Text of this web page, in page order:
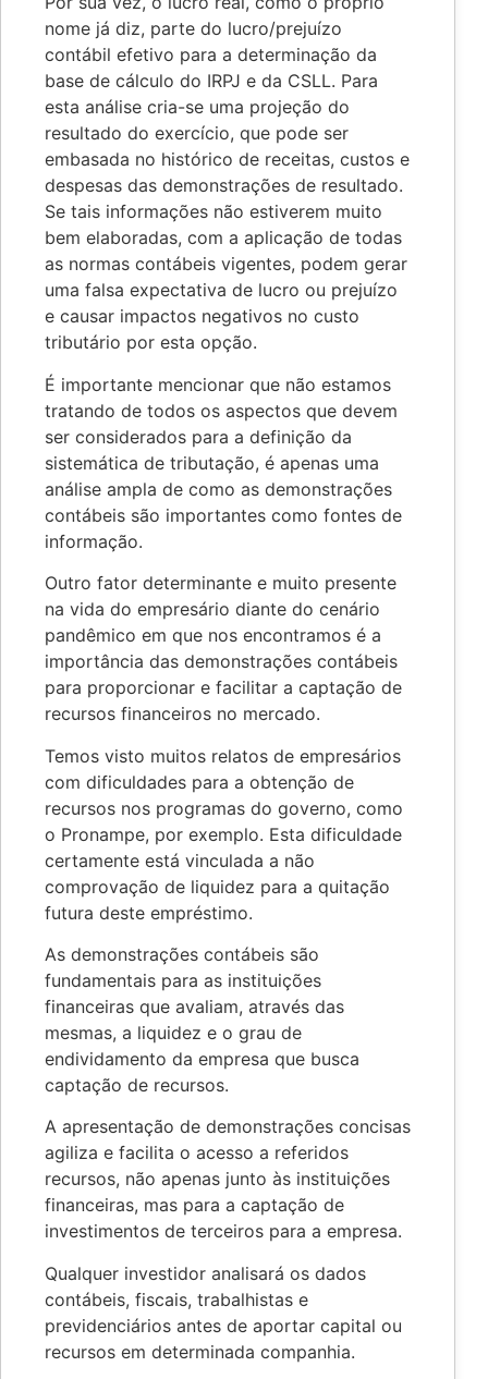
nome já diz, parte do lucro/prejuízo
contábil efetivo para a determinação da
base de cálculo do IRPJ e da CSLL. Para
esta análise cria-se uma projeção do
resultado do exercício, que pode ser
embasada no histórico de receitas, custos e
despesas das demonstrações de resultado.
Se tais informações não estiverem muito
bem elaboradas, com a aplicação de todas
as normas contábeis vigentes, podem gerar
uma falsa expectativa de lucro ou prejuízo
e causar impactos negativos no custo
tributário por esta opção.
É importante mencionar que não estamos
tratando de todos os aspectos que devem
ser considerados para a definição da
sistemática de tributação, é apenas uma
análise ampla de como as demonstrações
contábeis são importantes como fontes de
informação.
Outro fator determinante e muito presente
na vida do empresário diante do cenário
pandêmico em que nos encontramos é a
importância das demonstrações contábeis
para proporcionar e facilitar a captação de
recursos financeiros no mercado.
Temos visto muitos relatos de empresários
com dificuldades para a obtenção de
recursos nos programas do governo, como
o Pronampe, por exemplo. Esta dificuldade
certamente está vinculada a não
comprovação de liquidez para a quitação
futura deste empréstimo.
As demonstrações contábeis são
fundamentais para as instituições
financeiras que avaliam, através das
mesmas, a liquidez e o grau de
endividamento da empresa que busca
captação de recursos.
A apresentação de demonstrações concisas
agiliza e facilita o acesso a referidos
recursos, não apenas junto às instituições
financeiras, mas para a captação de
investimentos de terceiros para a empresa.
Qualquer investidor analisará os dados
contábeis, fiscais, trabalhistas e
previdenciários antes de aportar capital ou
recursos em determinada companhia.